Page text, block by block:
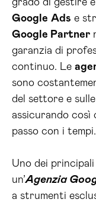
grado di gestire
Google Ads e
Google Partner
garanzia di
continuo. Le
sono
del settore e
assicurando così
passo con i tempi.
Uno dei
un’Agenzia
a strumenti